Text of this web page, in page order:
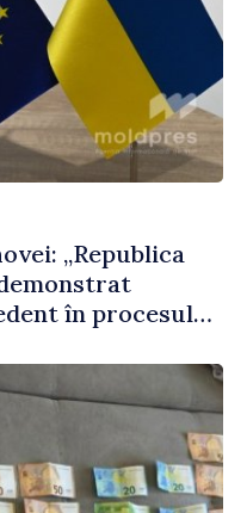
„Republica
în procesul